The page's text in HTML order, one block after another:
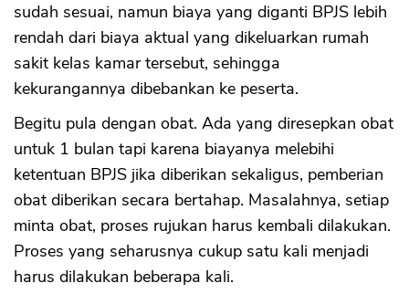
sudah sesuai, namun biaya yang diganti BPJS lebih
rendah dari biaya aktual yang dikeluarkan rumah
sakit kelas kamar tersebut, sehingga
kekurangannya dibebankan ke peserta.
Begitu pula dengan obat. Ada yang diresepkan obat
untuk 1 bulan tapi karena biayanya melebihi
ketentuan BPJS jika diberikan sekaligus, pemberian
obat diberikan secara bertahap. Masalahnya, setiap
minta obat, proses rujukan harus kembali dilakukan.
Proses yang seharusnya cukup satu kali menjadi
harus dilakukan beberapa kali.